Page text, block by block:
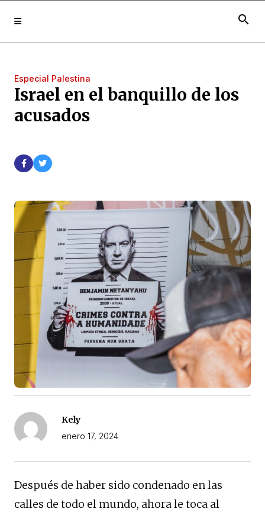
search
Especial Palestina
Israel en el banquillo de los
acusados
Kely
enero 17, 2024
Después de haber sido condenado en las
calles de todo el mundo, ahora le toca al